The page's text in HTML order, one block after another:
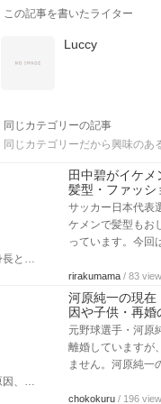
この記事を書いたライター
Luccy
同じカテゴリーの記事
同じカテゴリーだから興味のあ
田中碧がイケメ
髪型・ファッシ
サッカー日本代表
ケメンで髪型もお
っています。今回
長と…
rirakumama / 83 view
河原純一の現在
因や子供・再婚
元野球選手・河原
離婚していますが
ません。河原純一
因、…
chokokuru / 196 view